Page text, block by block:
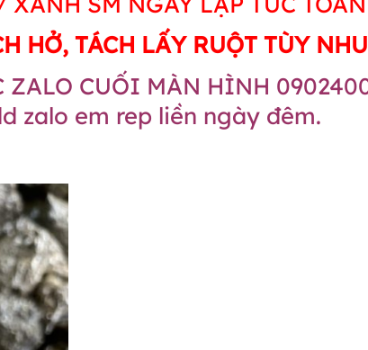
HỞ, TÁCH LẤY RUỘT TÙY
CUỐI MÀN HÌNH
zalo em rep liền ngày đêm.